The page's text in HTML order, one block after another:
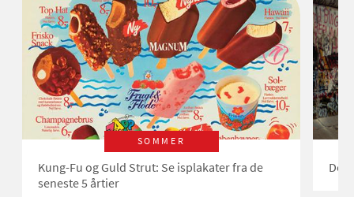
SOMMER
Kung-Fu og Guld Strut: Se isplakater fra de
seneste 5 årtier